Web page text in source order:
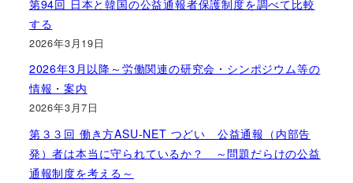
第94回 日本と韓国の公益通報者保護制度を調べて比較
する
2026年3月19日
2026年3月以降～労働関連の研究会・シンポジウム等の
情報・案内
2026年3月7日
第３３回 働き方ASU-NET つどい 公益通報（内部告
発）者は本当に守られているか？ ～問題だらけの公益
通報制度を考える～